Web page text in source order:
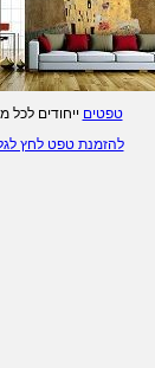
הדפסת טפטים מעוצבים
לפרטים
מסגרות מוכנות לתעודות
ותמונות - לחץ/י
טפטים ייחודים לכל
להזמנת טפט לחץ